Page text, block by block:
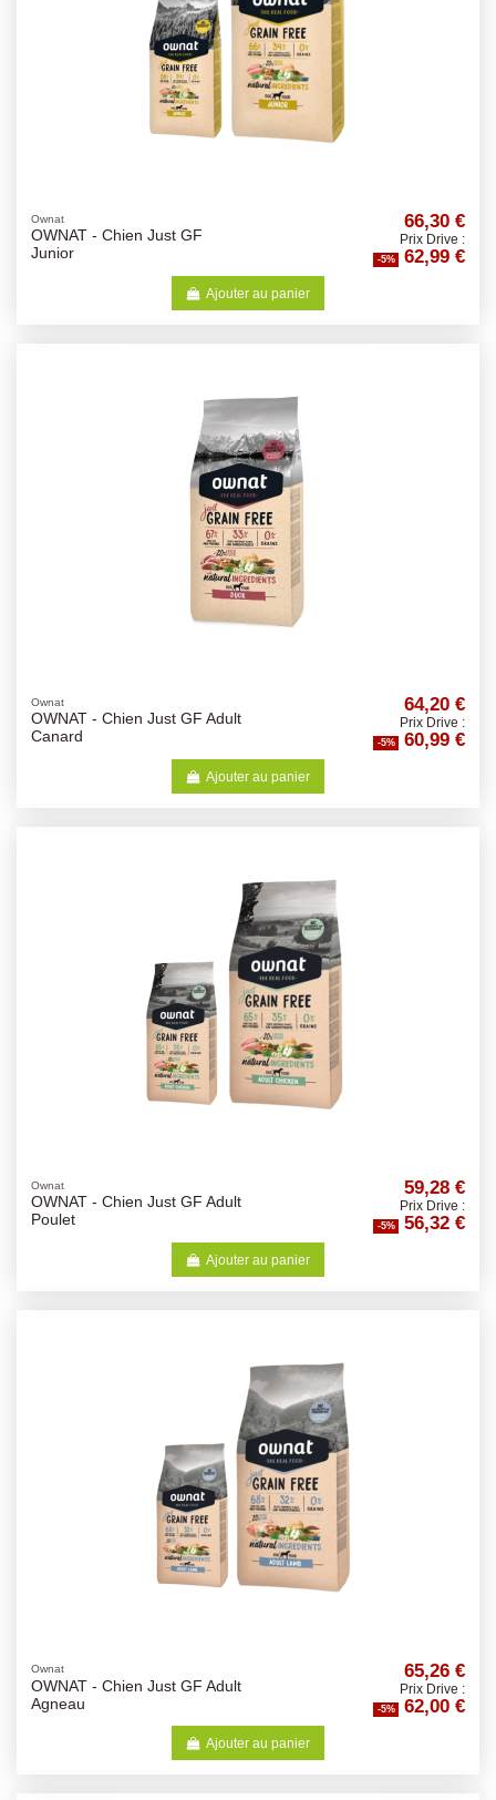
Ownat
OWNAT - Chien Just GF
Junior
66,30 €
Prix Drive :
-5% 62,99 €
Ajouter au panier
Ownat
OWNAT - Chien Just GF Adult
Canard
64,20 €
Prix Drive :
-5% 60,99 €
Ajouter au panier
Ownat
OWNAT - Chien Just GF Adult
Poulet
59,28 €
Prix Drive :
-5% 56,32 €
Ajouter au panier
Ownat
OWNAT - Chien Just GF Adult
Agneau
65,26 €
Prix Drive :
-5% 62,00 €
Ajouter au panier